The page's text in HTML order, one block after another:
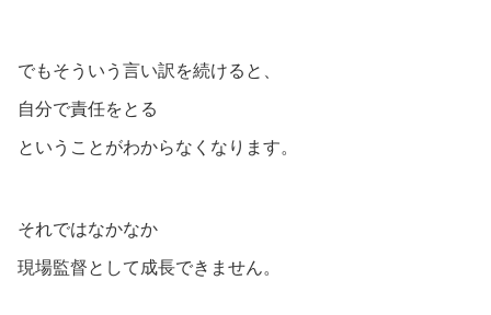
でもそういう言い訳を続けると、
自分で責任をとる
ということがわからなくなります。
それではなかなか
現場監督として成長できません。